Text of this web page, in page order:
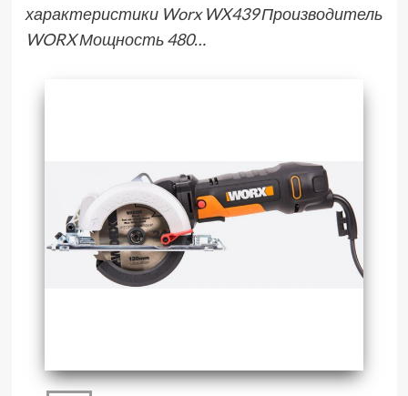
характеристики Worx WX439 Производитель
WORX Мощность 480…